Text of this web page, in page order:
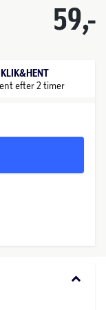
59,-
KLIK&HENT
efter 2 timer
keyboard_arrow_down